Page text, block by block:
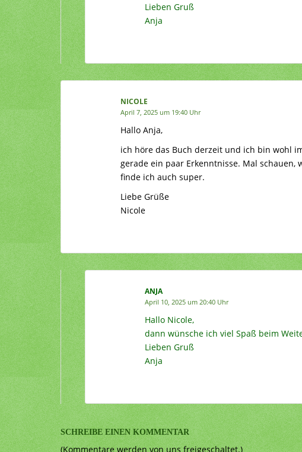
Lieben Gruß
Anja
NICOLE
April 7, 2025 um 19:40 Uhr
Hallo Anja,
ich höre das Buch derzeit und ich bin wohl
gerade ein paar Erkenntnisse. Mal schauen,
finde ich auch super.
Liebe Grüße
Nicole
ANJA
April 10, 2025 um 20:40 Uhr
Hallo Nicole,
dann wünsche ich viel Spaß beim
Lieben Gruß
Anja
SCHREIBE EINEN KOMMENTAR
(Kommentare werden von uns freigeschaltet.)